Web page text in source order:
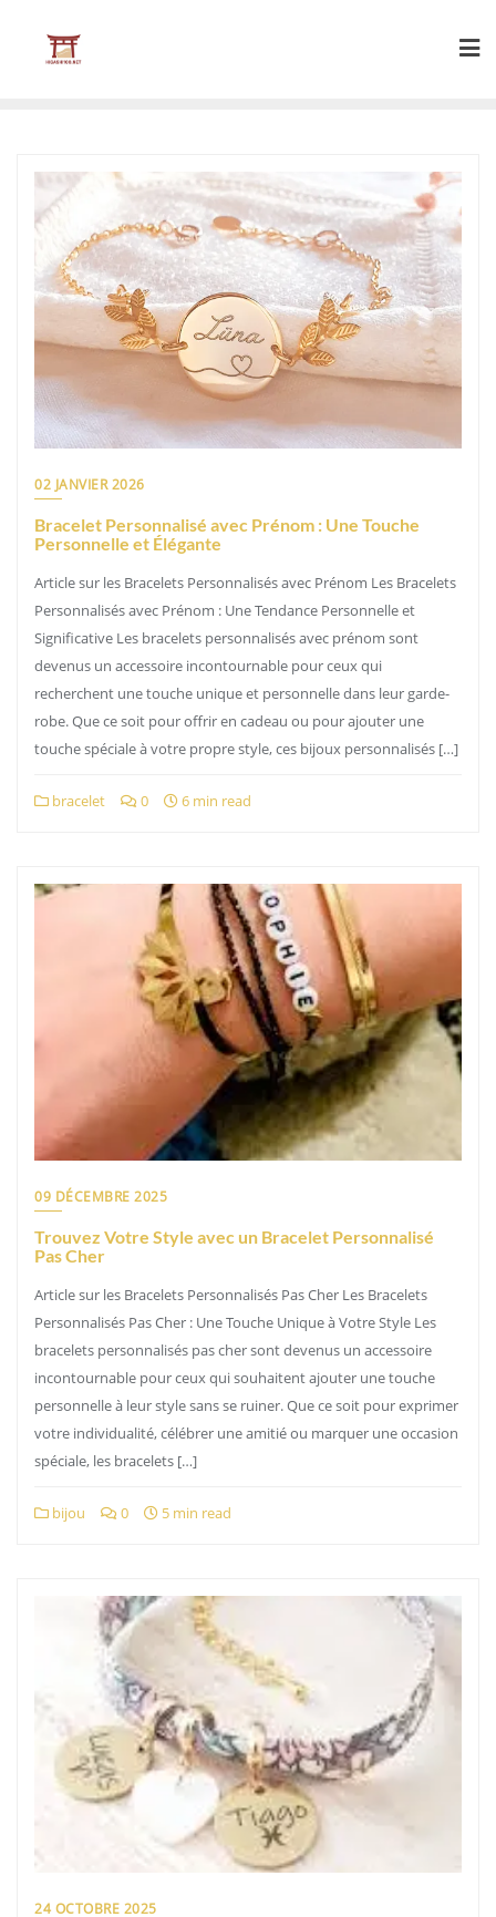
content
02 JANVIER 2026
Bracelet Personnalisé avec Prénom : Une Touche
Personnelle et Élégante
Article sur les Bracelets Personnalisés avec Prénom Les Bracelets
Personnalisés avec Prénom : Une Tendance Personnelle et
Significative Les bracelets personnalisés avec prénom sont
devenus un accessoire incontournable pour ceux qui
recherchent une touche unique et personnelle dans leur garde-
robe. Que ce soit pour offrir en cadeau ou pour ajouter une
touche spéciale à votre propre style, ces bijoux personnalisés […]
bracelet 0 6 min read
09 DÉCEMBRE 2025
Trouvez Votre Style avec un Bracelet Personnalisé
Pas Cher
Article sur les Bracelets Personnalisés Pas Cher Les Bracelets
Personnalisés Pas Cher : Une Touche Unique à Votre Style Les
bracelets personnalisés pas cher sont devenus un accessoire
incontournable pour ceux qui souhaitent ajouter une touche
personnelle à leur style sans se ruiner. Que ce soit pour exprimer
votre individualité, célébrer une amitié ou marquer une occasion
spéciale, les bracelets […]
bijou 0 5 min read
24 OCTOBRE 2025